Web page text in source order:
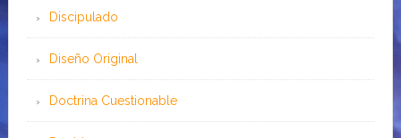
Discipulado
Diseño Original
Doctrina Cuestionable